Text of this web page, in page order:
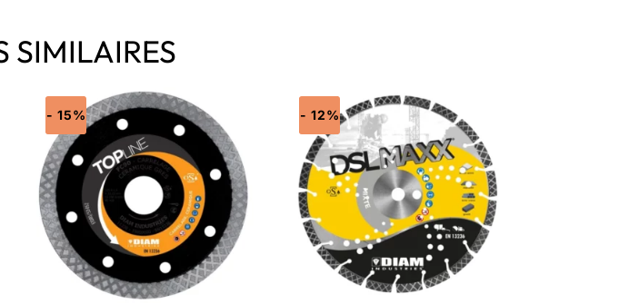
SIMILAIRES
- 15% - 12%